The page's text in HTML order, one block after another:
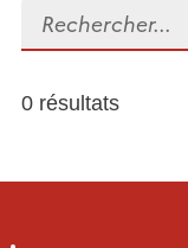
Rechercher...
0 résultats